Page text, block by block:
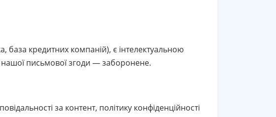
база кредитних компаній), є інтелектуальною
нашої письмової згоди — заборонене.
за контент, політику конфіденційності